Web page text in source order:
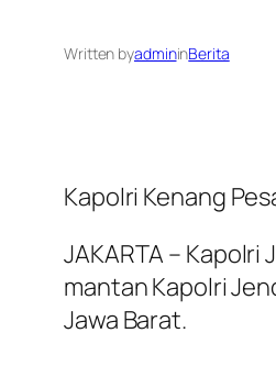
Written byadmininBerita
Kapolri Kenang
JAKARTA –
mantan Kapolri
Jawa Barat.